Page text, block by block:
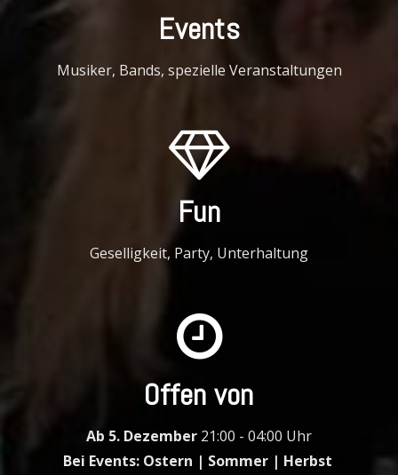
Events
Musiker, Bands, spezielle Veranstaltungen
Fun
Geselligkeit, Party, Unterhaltung
Offen von
Ab 5. Dezember 21:00 - 04:00 Uhr
Bei Events: Ostern | Sommer | Herbst